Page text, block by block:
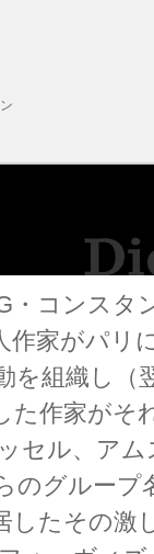
・コンスタ
作家がパリ
を組織し（
た作家がそ
セル、ア
のグループ
したその激